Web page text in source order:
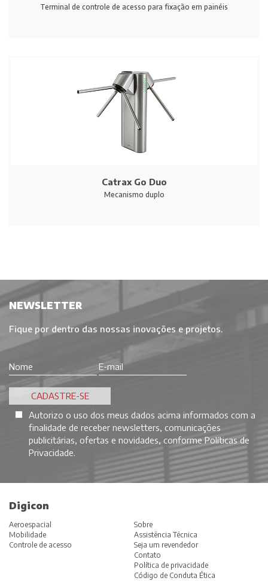
Terminal de controle de acesso para fixação em painéis
Catrax Go Duo
Mecanismo duplo
NEWSLETTER
Fique por dentro das nossas inovações e projetos.
Autorizo o uso dos meus dados acima informados com a
finalidade de receber newsletters, comunicações
publicitárias, ofertas e novidades, conformePolíticas de
Privacidade.
Digicon
Aeroespacial
Mobilidade
Controle de acesso
Sobre
Assistência Técnica
Seja um revendedor
Contato
Política de privacidade
Código de Conduta Ética